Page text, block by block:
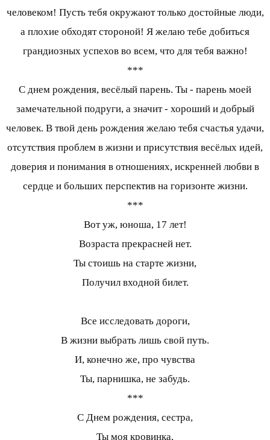
человеком! Пусть тебя окружают только достойные люди,
а плохие обходят стороной! Я желаю тебе добиться
грандиозных успехов во всем, что для тебя важно!
***
С днем рождения, весёлый парень. Ты - парень моей
замечательной подруги, а значит - хороший и добрый
человек. В твой день рождения желаю тебя счастья удачи,
отсутствия проблем в жизни и присутствия весёлых идей,
доверия и понимания в отношениях, искренней любви в
сердце и больших перспектив на горизонте жизни.
***
Вот уж, юноша, 17 лет!
Возраста прекрасней нет.
Ты стоишь на старте жизни,
Получил входной билет.
Все исследовать дороги,
В жизни выбрать лишь свой путь.
И, конечно же, про чувства
Ты, парнишка, не забудь.
***
С Днем рождения, сестра,
Ты моя кровинка,